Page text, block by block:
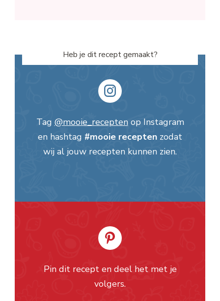
Heb je dit recept gemaakt?
Tag @mooie_receptenop Instagram
en hashtag #mooie recepten zodat
wij al jouw recepten kunnen zien.
Pin dit recept en deel het met je
volgers.